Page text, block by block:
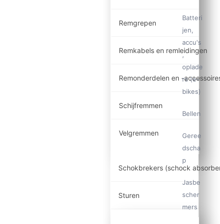
Remgrepen
Remkabels en remleidingen
Remonderdelen en -
Schijfremmen
Velgremmen
Schokbrekers (schock
Sturen
Batteri
jen,
accu's
,
oplade
rs (e-
bikes)
Bellen
Geree
dscha
p
Jasbe
scher
mers